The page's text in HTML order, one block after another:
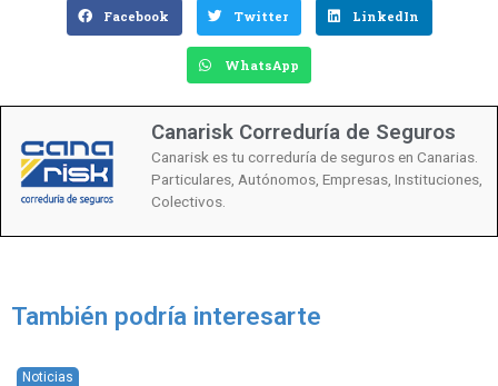
Facebook Twitter LinkedIn
WhatsApp
Canarisk Correduría de Seguros
Canarisk es tu correduría de seguros en Canarias.
Particulares, Autónomos, Empresas, Instituciones,
Colectivos.
También podría interesarte
Noticias